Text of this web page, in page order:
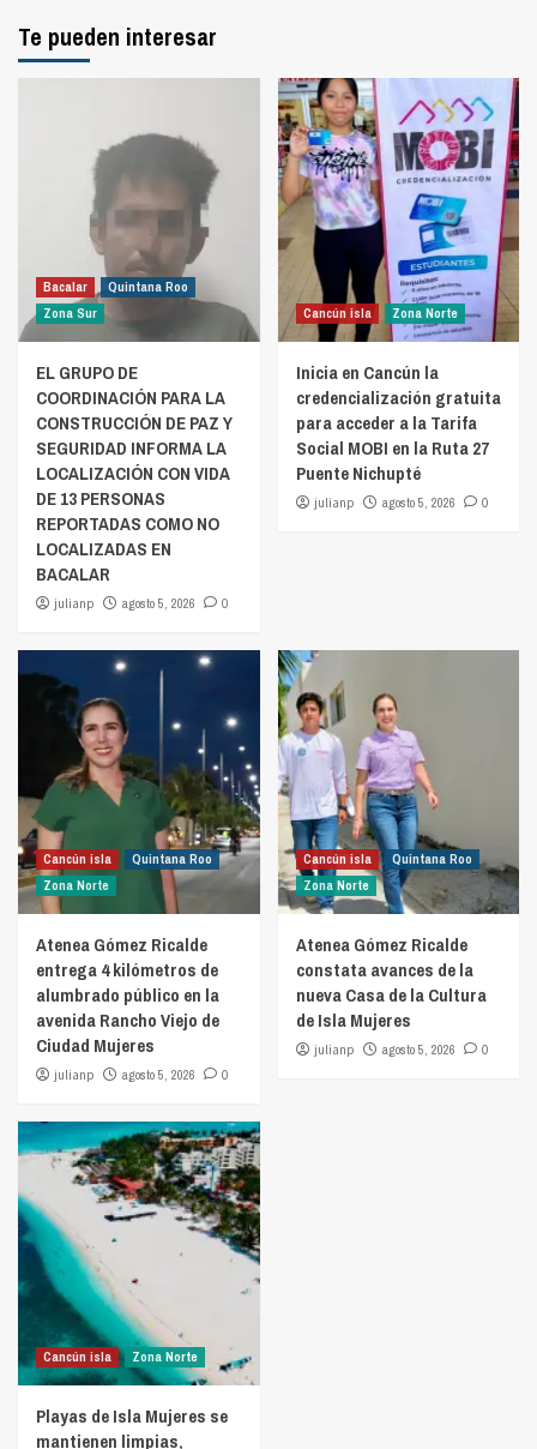
Te pueden interesar
Bacalar
Quintana Roo
Zona Sur
EL GRUPO DE
COORDINACIÓN PARA LA
CONSTRUCCIÓN DE PAZ Y
SEGURIDAD INFORMA LA
LOCALIZACIÓN CON VIDA
DE 13 PERSONAS
REPORTADAS COMO NO
LOCALIZADAS EN
BACALAR
julianp agosto 5, 2026 0
Cancún isla Zona Norte
Inicia en Cancún la
credencialización gratuita
para acceder a la Tarifa
Social MOBI en la Ruta 27
Puente Nichupté
julianp agosto 5, 2026 0
Cancún isla
Quintana Roo
Zona Norte
Atenea Gómez Ricalde
entrega 4 kilómetros de
alumbrado público en la
avenida Rancho Viejo de
Ciudad Mujeres
julianp agosto 5, 2026 0
Cancún isla
Quintana Roo
Zona Norte
Atenea Gómez Ricalde
constata avances de la
nueva Casa de la Cultura
de Isla Mujeres
julianp agosto 5, 2026 0
Cancún isla Zona Norte
Playas de Isla Mujeres se
mantienen limpias,